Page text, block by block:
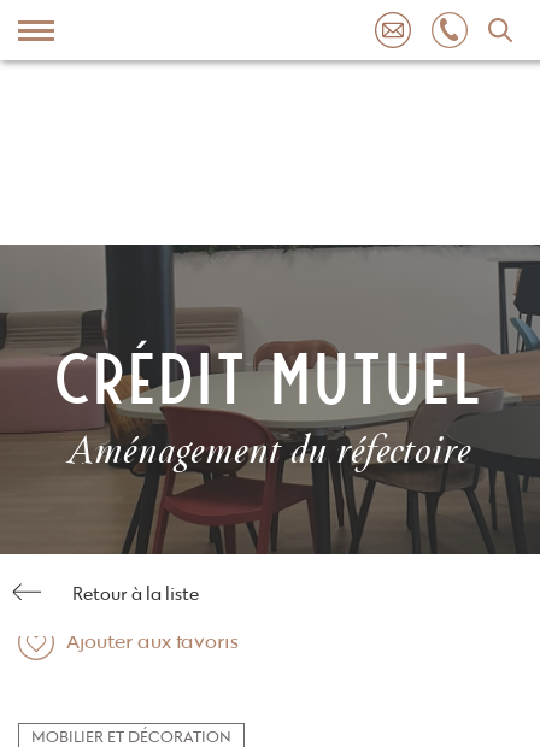
content
CRÉDIT MUTUEL
Aménagement du réfectoire
Retour à la liste
Ajouter aux favoris
MOBILIER ET DÉCORATION